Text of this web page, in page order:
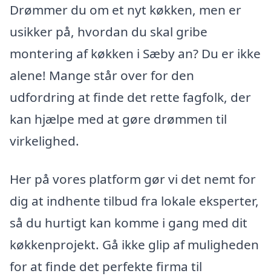
Drømmer du om et nyt køkken, men er
usikker på, hvordan du skal gribe
montering af køkken i Sæby an? Du er ikke
alene! Mange står over for den
udfordring at finde det rette fagfolk, der
kan hjælpe med at gøre drømmen til
virkelighed.
Her på vores platform gør vi det nemt for
dig at indhente tilbud fra lokale eksperter,
så du hurtigt kan komme i gang med dit
køkkenprojekt. Gå ikke glip af muligheden
for at finde det perfekte firma til